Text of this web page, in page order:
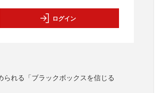
ログイン
られる「ブラックボックスを信じる